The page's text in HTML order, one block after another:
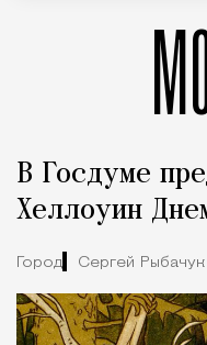
В Госдуме
Хеллоуин
Город Сергей Рыбачук